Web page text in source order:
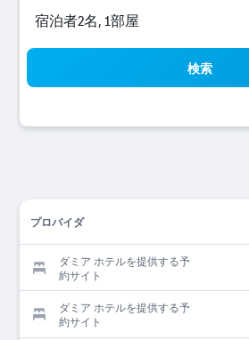
宿泊者2名, 1​部屋
検索
プロバイダ
ダミア ホテルを提供する予
約サイト
ダミア ホテルを提供する予
約サイト